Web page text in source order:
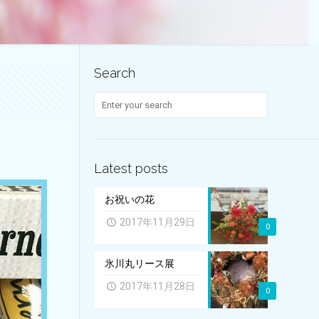
Search
Latest posts
0
お祝いの花
2017年11月29日
0
氷川丸リース展
2017年11月28日